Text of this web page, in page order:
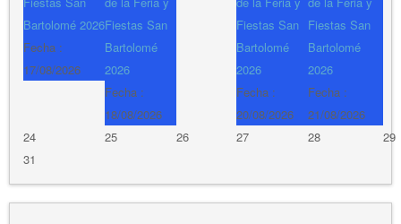
Bartolomé 2026
Fecha :
17/08/2026
Fiestas San
Bartolomé
2026
Fecha :
18/08/2026
Fiestas San
Bartolomé
2026
Fecha :
20/08/2026
Fiestas San
Bartolomé
2026
Fecha :
21/08/2026
24 25 26 27 28
29
31